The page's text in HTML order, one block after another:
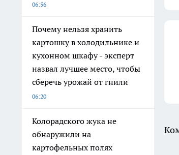
06:56
Почему нельзя хранить
картошку в холодильнике и
кухонном шкафу - эксперт
назвал лучшее место, чтобы
сберечь урожай от гнили
06:20
Колорадского жука не
обнаружили на
картофельных полях